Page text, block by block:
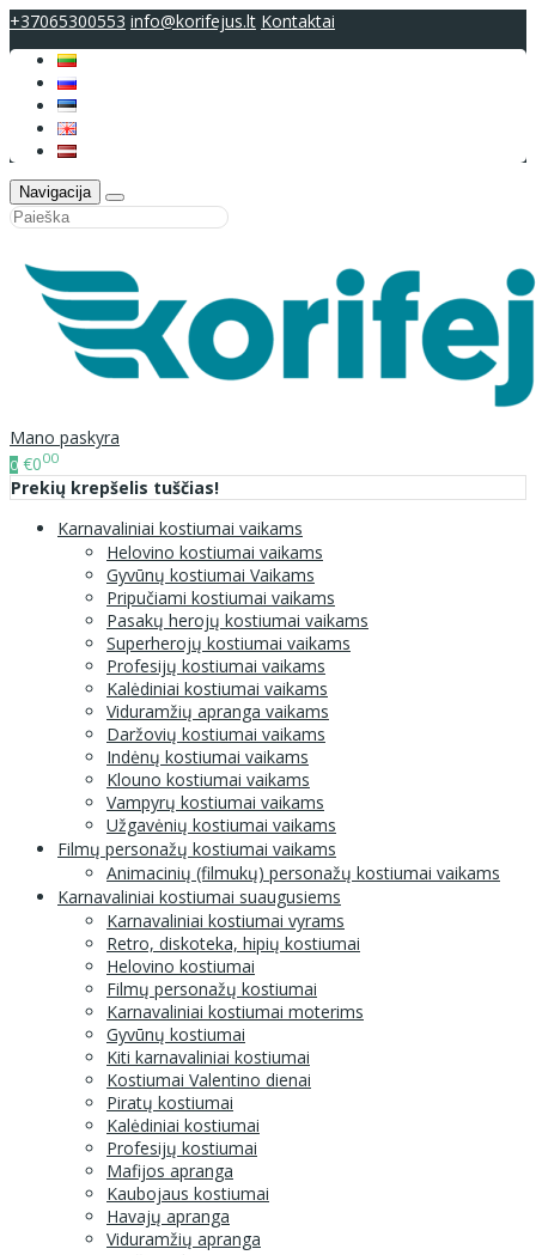
+37065300553 info@korifejus.lt Kontaktai
Navigacija
Mano paskyra
0 €000
Prekių krepšelis tuščias!
Karnavaliniai kostiumai vaikams
Helovino kostiumai vaikams
Gyvūnų kostiumai Vaikams
Pripučiami kostiumai vaikams
Pasakų herojų kostiumai vaikams
Superherojų kostiumai vaikams
Profesijų kostiumai vaikams
Kalėdiniai kostiumai vaikams
Viduramžių apranga vaikams
Daržovių kostiumai vaikams
Indėnų kostiumai vaikams
Klouno kostiumai vaikams
Vampyrų kostiumai vaikams
Užgavėnių kostiumai vaikams
Filmų personažų kostiumai vaikams
Animacinių (filmukų) personažų kostiumai vaikams
Karnavaliniai kostiumai suaugusiems
Karnavaliniai kostiumai vyrams
Retro, diskoteka, hipių kostiumai
Helovino kostiumai
Filmų personažų kostiumai
Karnavaliniai kostiumai moterims
Gyvūnų kostiumai
Kiti karnavaliniai kostiumai
Kostiumai Valentino dienai
Piratų kostiumai
Kalėdiniai kostiumai
Profesijų kostiumai
Mafijos apranga
Kaubojaus kostiumai
Havajų apranga
Viduramžių apranga